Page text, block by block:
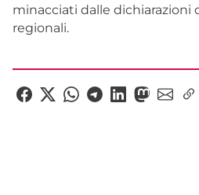
minacciati dalle dichiarazioni
regionali.